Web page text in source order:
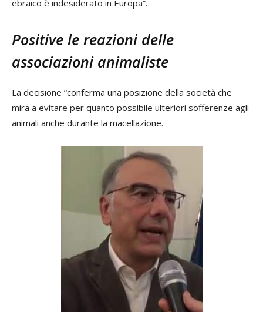
ebraico è indesiderato in Europa”.
Positive le reazioni delle
associazioni animaliste
La decisione “conferma una posizione della società che
mira a evitare per quanto possibile ulteriori sofferenze agli
animali anche durante la macellazione.